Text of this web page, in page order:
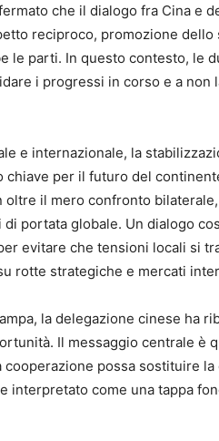
che il dialogo fra Cina e
reciproco, promozione
le parti. In questo contesto, le
i progressi in corso e a
e internazionale, la
per il futuro del
oltre il mero confronto
portata globale. Un dialogo
evitare che tensioni locali si
rotte strategiche e mercati
la delegazione cinese ha
Il messaggio centrale è
cooperazione possa sostituire
interpretato come una tappa